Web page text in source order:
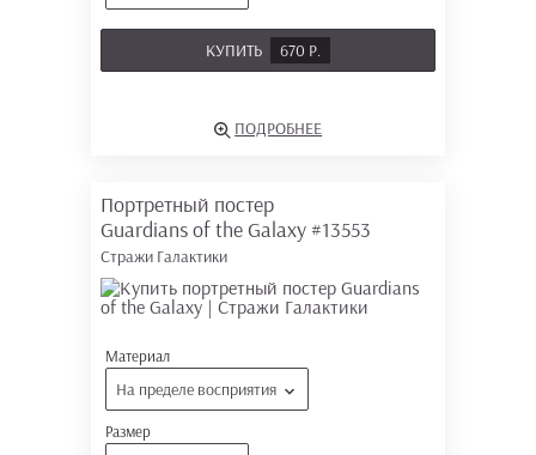
КУПИТЬ 670 Р.
ПОДРОБНЕЕ
Портретный постер
Guardians of the Galaxy #13553
Стражи Галактики
Материал
На пределе восприятия
Размер